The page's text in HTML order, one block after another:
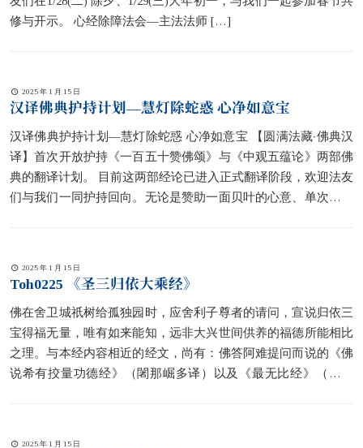
修与开示。 心经除障法会—主法法师 […]
2025 年 1 月 15 日
汉译佛典护持计划—慧灯除蛇惑 心净如意宝
汉译佛典护持计划—慧灯除蛇惑 心净如意宝 【圆满法藏‧佛典汉
译】首次开放护持《一百五十赞佛颂》与《中观五蕴论》两部佛
典的翻译计划。 目前这两部经论已进入正式翻译阶段，欢迎法友
们与我们一同护持回向。无论是赞助一面贝叶的心意、单次或定
2025 年 1 月 15 日
Toh0225 《圣三归依大乘经》
佛在舍卫城祇树给孤独园时，应舍利子尊者的请问，宣说归依三
宝得福无量，唯有如来能知，远非大兴世间供养的福德所能相比
之理。与本经内容相近的经文，尚有：佛答阿难提问而说的《佛
说希有挍量功德经》（闍那崛多译）以及《最无比经》（玄奘
2025 年 1 月 15 日